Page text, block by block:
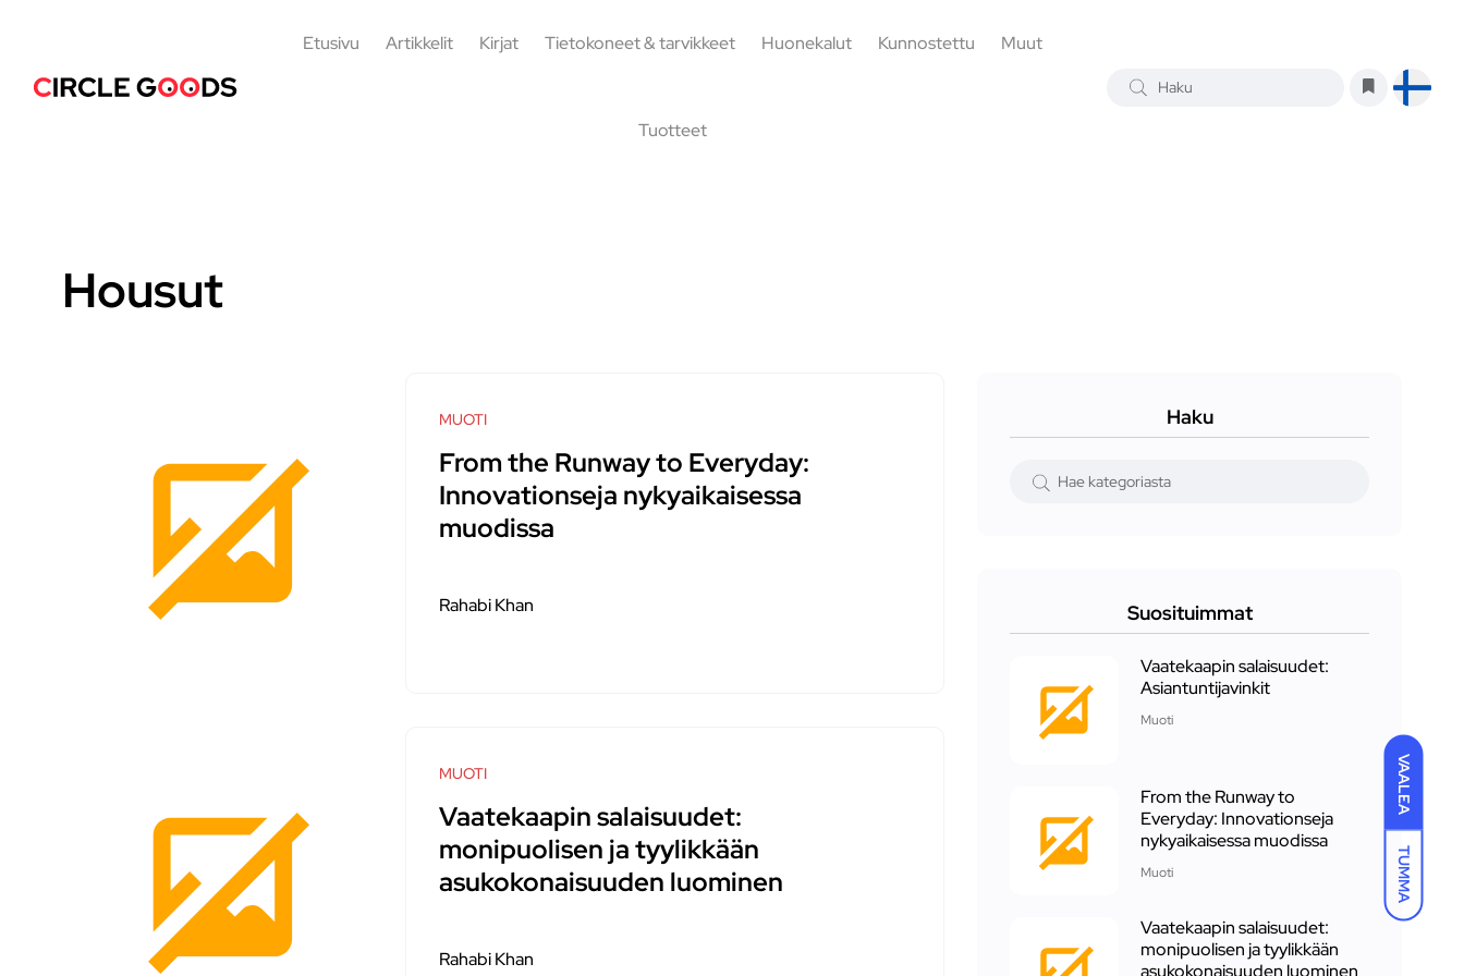
VAALEA
TUMMA
Etusivu Artikkelit Kirjat Tietokoneet & tarvikkeet Huonekalut Kunnostettu Muut
Tuotteet
Housut
MUOTI
From the Runway to Everyday:
Innovationseja nykyaikaisessa
muodissa
Rahabi Khan
MUOTI
Vaatekaapin salaisuudet:
monipuolisen ja tyylikkään
asukokonaisuuden luominen
Rahabi Khan
Haku
Suosituimmat
Vaatekaapin salaisuudet:
Asiantuntijavinkit
Muoti
From the Runway to
Everyday: Innovationseja
nykyaikaisessa muodissa
Muoti
Vaatekaapin salaisuudet:
monipuolisen ja tyylikkään
asukokonaisuuden luominen